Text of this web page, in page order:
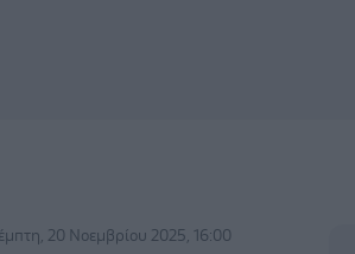
20 Νοεμβρίου 2025, 16:00